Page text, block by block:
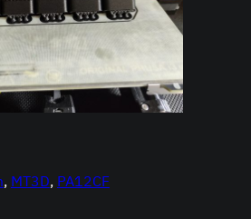
, MT3D, PA12CF